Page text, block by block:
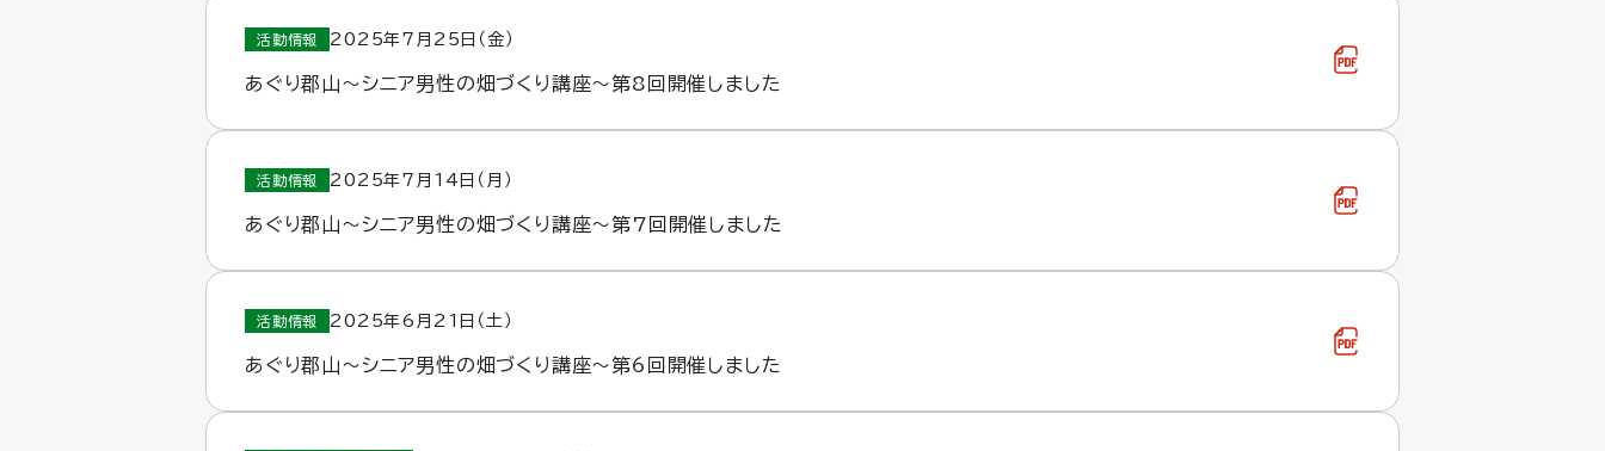
活動情報 2025年7月25日（金）
あぐり郡山～シニア男性の畑づくり講座～第8回開催しました
活動情報 2025年7月14日（月）
あぐり郡山～シニア男性の畑づくり講座～第7回開催しました
活動情報 2025年6月21日（土）
あぐり郡山～シニア男性の畑づくり講座～第6回開催しました